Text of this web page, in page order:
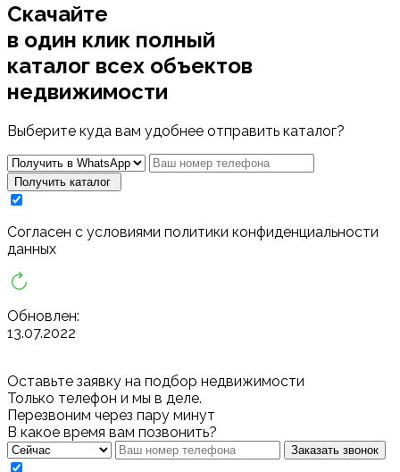
Скачайте
в один клик полный
каталог всех объектов
недвижимости
Выберите куда вам удобнее отправить каталог?
Получить каталог
Cогласен с условиями политики конфиденциальности
данных
Обновлен:
13.07.2022
Оставьте заявку на подбор недвижимости
Только телефон и мы в деле.
Перезвоним через пару минут
В какое время вам позвонить?
Заказать звонок